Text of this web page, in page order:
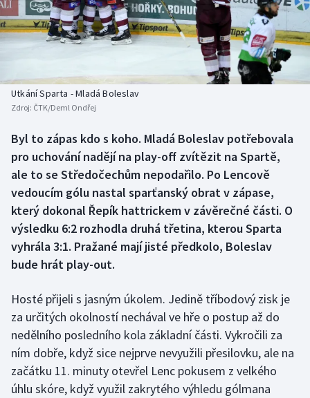
Baseball a softbal
Biatlon
Box
Curling
Dostihy
Florbal
Futsal
Golf
Gymnastika
Házená
Soutěže
Aplikace ČT sport
Utkání Sparta - Mladá Boleslav
Zdroj: ČTK/Deml Ondřej
Byl to zápas kdo s koho. Mladá Boleslav potřebovala
pro uchování nadějí na play-off zvítězit na Spartě,
ale to se Středočechům nepodařilo. Po Lencově
vedoucím gólu nastal sparťanský obrat v zápase,
který dokonal Řepík hattrickem v závěrečné části. O
výsledku 6:2 rozhodla druhá třetina, kterou Sparta
vyhrála 3:1. Pražané mají jisté předkolo, Boleslav
bude hrát play-out.
Hosté přijeli s jasným úkolem. Jedině tříbodový zisk je
za určitých okolností nechával ve hře o postup až do
nedělního posledního kola základní části. Vykročili za
ním dobře, když sice nejprve nevyužili přesilovku, ale na
začátku 11. minuty otevřel Lenc pokusem z velkého
úhlu skóre, když využil zakrytého výhledu gólmana